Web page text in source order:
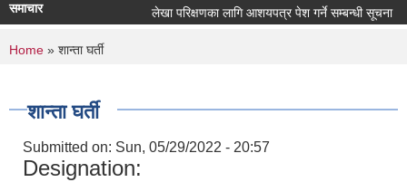
समाचार लेखा परिक्षणका लागि आशयपत्र पेश गर्ने सम्बन्धी सूचना
You are here
Home » शान्ता घर्ती
शान्ता घर्ती
Submitted on: Sun, 05/29/2022 - 20:57
Designation: